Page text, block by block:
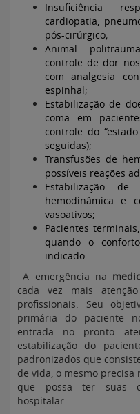
Insuficiência
cardiopatia,
pós-cirúrgico;
Animal
controle de dor
com analgesia
espinhal;
Estabilização de
coma em
controle do
seguidas);
Transfusões de
possíveis reações
Estabilização de
hemodinâmica e
vasoativos;
Pacientes
quando o
indicado.
A emergência na
cada vez mais
profissionais. Seu
primária do paciente
entrada no pronto
estabilização do
padronizados que
de vida, o mesmo
que possa ter suas
hospitalar.